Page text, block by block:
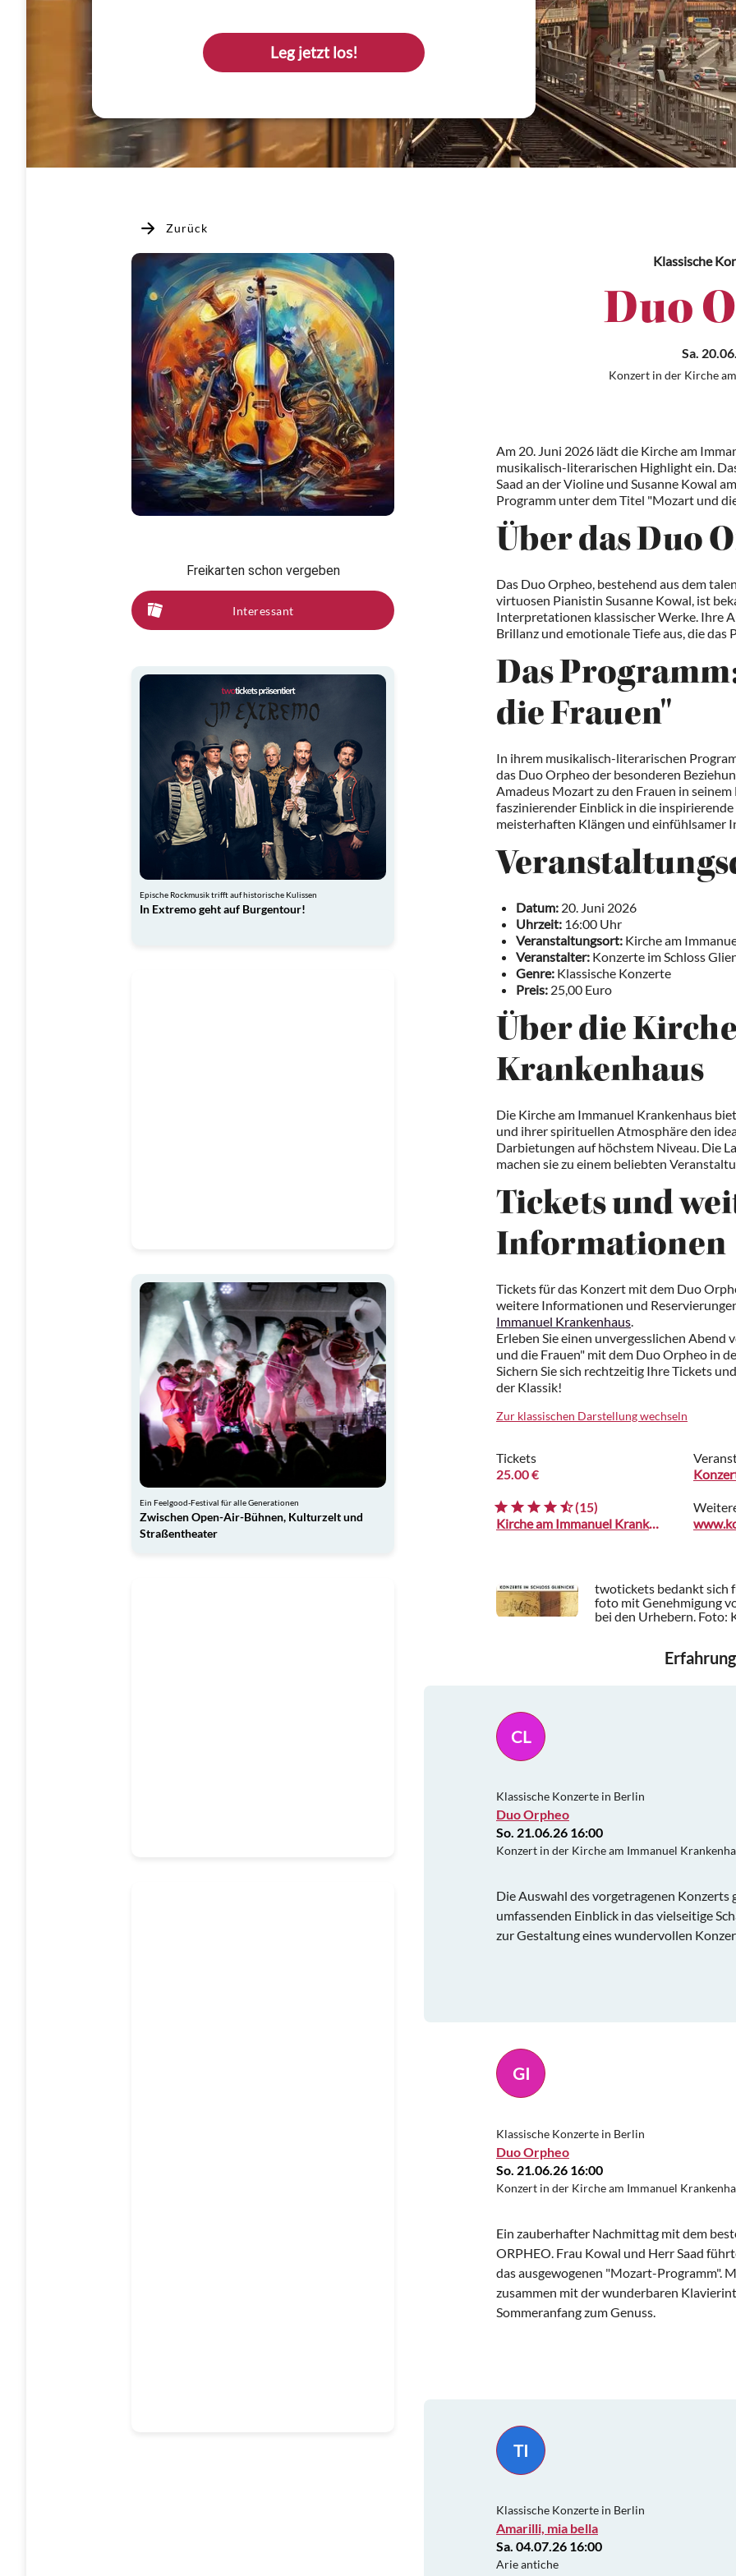
Leg jetzt los!
Zurück
Freikarten schon vergeben
Interessant
Epische Rockmusik trifft auf historische Kulissen
In Extremo geht auf Burgentour!
Ein Feelgood-Festival für alle Generationen
Zwischen Open-Air-Bühnen, Kulturzelt und
Straßentheater
Klassische
Duo
Sa.
Konzert in der Kirche
Am 20. Juni 2026 lädt die Kirche am
musikalisch-literarischen Highlight ein.
Saad an der Violine und Susanne Kowal
Programm unter dem Titel "Mozart und
Über das Duo
Das Duo Orpheo, bestehend aus dem
virtuosen Pianistin Susanne Kowal, ist
Interpretationen klassischer Werke. Ihre
Brillanz und emotionale Tiefe aus, die das
Das
die Frauen"
In ihrem musikalisch-literarischen
das Duo Orpheo der besonderen
Amadeus Mozart zu den Frauen in
faszinierender Einblick in die
meisterhaften Klängen und einfühlsamer
Datum: 20. Juni 2026
Uhrzeit: 16:00 Uhr
Veranstaltungsort: Kirche am
Veranstalter: Konzerte im Schloss
Genre: Klassische Konzerte
Preis: 25,00 Euro
Über die
Krankenhaus
Die Kirche am Immanuel Krankenhaus
und ihrer spirituellen Atmosphäre den
Darbietungen auf höchstem Niveau. Die
machen sie zu einem beliebten
Tickets und
Informationen
Tickets für das Konzert mit dem Duo
weitere Informationen und
Immanuel Krankenhaus.
Erleben Sie einen unvergesslichen
und die Frauen" mit dem Duo Orpheo in
Sichern Sie sich rechtzeitig Ihre Tickets
der Klassik!
Zur klassischen Darstellung wechseln
Tickets
25.00 €
(15)
Kirche am Immanuel Krankenhaus
twotickets bedankt sich
foto mit Genehmigung
bei den Urhebern. Foto:
CL
Klassische Konzerte in Berlin
Duo Orpheo
So. 21.06.26 16:00
Konzert in der Kirche am Immanuel
Die Auswahl des vorgetragenen Konzerts
umfassenden Einblick in das vielseitige
zur Gestaltung eines wundervollen
GI
Klassische Konzerte in Berlin
Duo Orpheo
So. 21.06.26 16:00
Konzert in der Kirche am Immanuel
Ein zauberhafter Nachmittag mit dem
ORPHEO. Frau Kowal und Herr Saad
das ausgewogenen "Mozart-Programm".
zusammen mit der wunderbaren
Sommeranfang zum Genuss.
TI
Klassische Konzerte in Berlin
Amarilli, mia bella
Sa. 04.07.26 16:00
Arie antiche